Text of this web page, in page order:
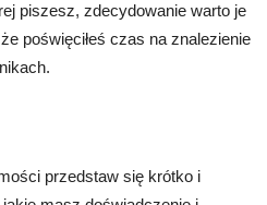
piszesz, zdecydowanie warto je
poświęciłeś czas na znalezienie
przedstaw się krótko i